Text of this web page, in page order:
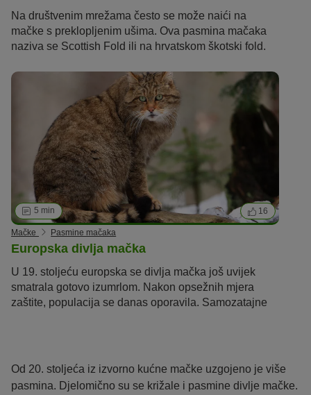
Na društvenim mrežama često se može naići na
mačke s preklopljenim ušima. Ova pasmina mačaka
naziva se Scottish Fold ili na hrvatskom škotski fold.
je popraćena teškim oštećenjima hrskavice i kostiju u
cijelom tijelu. U nekim zemljama je stoga uzgoj
zabranjen i smatra se mučenjem.
5 min 16
Mačke Pasmine mačaka
Europska divlja mačka
U 19. stoljeću europska se divlja mačka još uvijek
smatrala gotovo izumrlom. Nakon opsežnih mjera
zaštite, populacija se danas oporavila. Samozatajne
Od 20. stoljeća iz izvorno kućne mačke uzgojeno je više
pasmina. Djelomično su se križale i pasmine divlje mačke.